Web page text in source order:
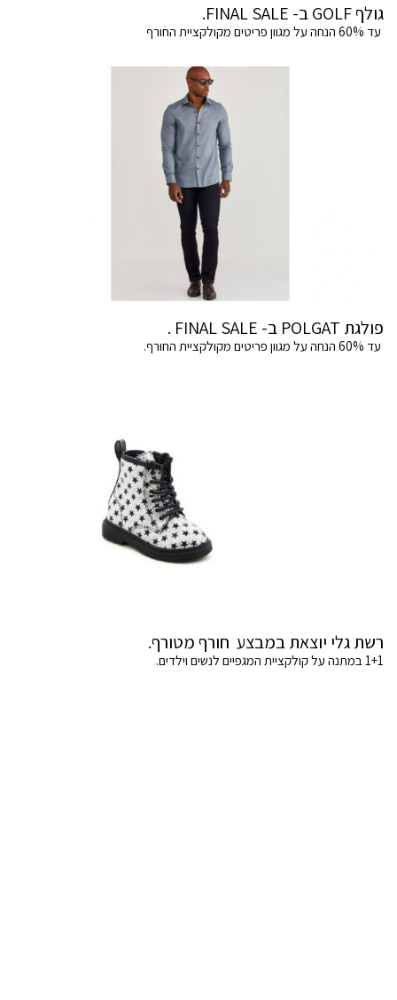
גולף GOLF ב- FINAL SALE.
עד 60% הנחה על מגוון פריטים מקולקציית החורף
פולגת POLGAT ב- FINAL SALE .
עד 60% הנחה על מגוון פריטים מקולקציית החורף.
רשת גלי יוצאת במבצע חורף מטורף.
1+1 במתנה על קולקציית המגפיים לנשים וילדים.